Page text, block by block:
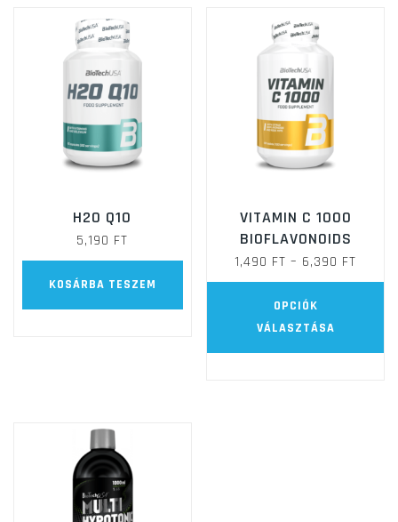
H2O Q10
5,190 FT
KOSÁRBA TESZEM
VITAMIN C 1000
BIOFLAVONOIDS
1,490 FT – 6,390 FT
1,490
OPCIÓK
VÁLASZTÁSA